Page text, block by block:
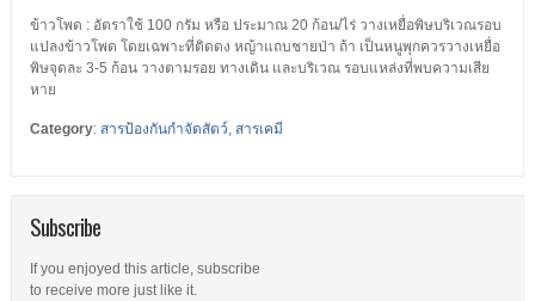
ข้าวโพด : อัตราใช้ 100 กรัม หรือ ประมาณ 20 ก้อน/ไร่ วางเหยื่อพิษบริเวณรอบ
แปลงข้าวโพด โดยเฉพาะที่ติดดง หญ้าแถบชายป่า ถ้า เป็นหนูพุกควรวางเหยื่อ
พิษจุดละ 3-5 ก้อน วางตามรอย ทางเดิน และบริเวณ รอบแหล่งที่พบความเสีย
หาย
Category: สารป้องกันกำจัดสัตว์, สารเคมี
Subscribe
If you enjoyed this article, subscribe
to receive more just like it.